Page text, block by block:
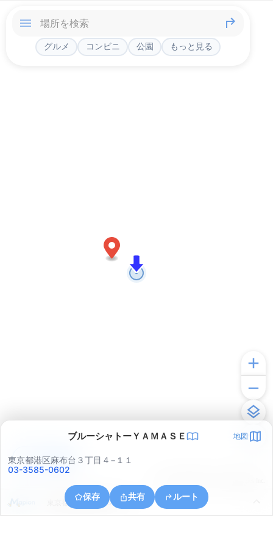
グルメ コンビニ 公園 もっと見る
ブルーシャトーＹＡＭＡＳＥ 地図
東京都港区麻布台３丁目４−１１
03-3585-0602
保存 共有 ルート
東京都中央区晴海５丁目
アプリで見る